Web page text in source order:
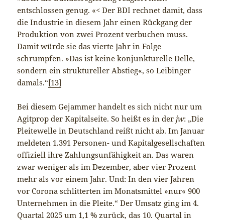
entschlossen genug. «< Der BDI rechnet damit, dass
die Industrie in diesem Jahr einen Rückgang der
Produktion von zwei Prozent verbuchen muss.
Damit würde sie das vierte Jahr in Folge
schrumpfen. »Das ist keine konjunkturelle Delle,
sondern ein struktureller Abstieg«, so Leibinger
damals.“[13]
Bei diesem Gejammer handelt es sich nicht nur um
Agitprop der Kapitalseite. So heißt es in derjw: „Die
Pleitewelle in Deutschland reißt nicht ab. Im Januar
meldeten 1.391 Personen- und Kapitalgesellschaften
offiziell ihre Zahlungsunfähigkeit an. Das waren
zwar weniger als im Dezember, aber vier Prozent
mehr als vor einem Jahr. Und: In den vier Jahren
vor Corona schlitterten im Monatsmittel »nur« 900
Unternehmen in die Pleite.“ Der Umsatz ging im 4.
Quartal 2025 um 1,1 % zurück, das 10. Quartal in